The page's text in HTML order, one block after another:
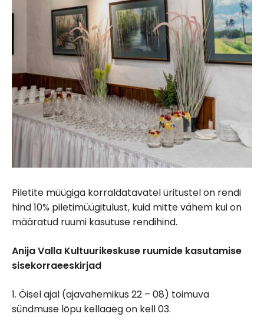
Piletite müügiga korraldatavatel üritustel on rendi
hind 10% piletimüügitulust, kuid mitte vähem kui on
määratud ruumi kasutuse rendihind.
Anija Valla Kultuurikeskuse ruumide kasutamise
sisekorraeeskirjad
1. Öisel ajal (ajavahemikus 22 – 08) toimuva
sündmuse lõpu kellaaeg on kell 03.